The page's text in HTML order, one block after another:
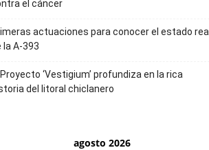
el cáncer
actuaciones para conocer el estado real
la A-393
Proyecto ‘Vestigium’ profundiza en la rica
del litoral chiclanero
agosto 2026